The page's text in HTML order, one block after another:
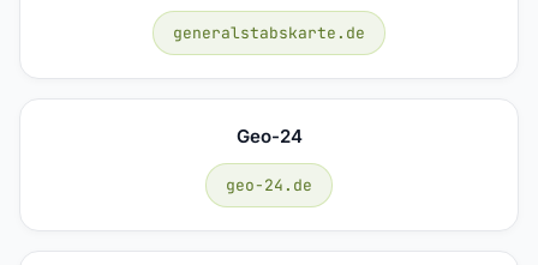
generalstabskarte.de
Geo-24
geo-24.de